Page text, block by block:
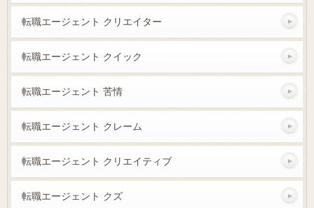
転職エージェント クリエイター
転職エージェント クイック
転職エージェント 苦情
転職エージェント クレーム
転職エージェント クリエイティブ
転職エージェント クズ